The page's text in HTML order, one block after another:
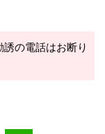
の電話はお断り